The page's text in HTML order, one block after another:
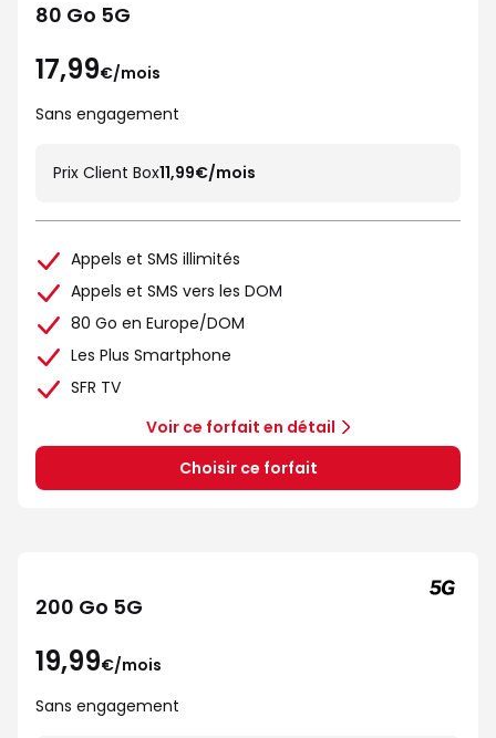
80 Go 5G
17,99€/mois
Sans engagement
Prix Client Box11,99€/mois
Appels et SMS illimités
Appels et SMS vers les DOM
80 Go en Europe/DOM
Les Plus Smartphone
SFR TV
Voir ce forfait en détail
Choisir ce forfait
200 Go 5G
19,99€/mois
Sans engagement